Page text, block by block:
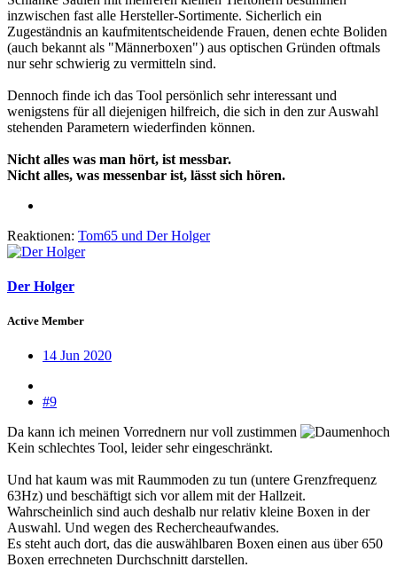
inzwischen fast alle Hersteller-Sortimente. Sicherlich ein
Zugeständnis an kaufmitentscheidende Frauen, denen echte Boliden
(auch bekannt als "Männerboxen") aus optischen Gründen oftmals
nur sehr schwierig zu vermitteln sind.
Dennoch finde ich das Tool persönlich sehr interessant und
wenigstens für all diejenigen hilfreich, die sich in den zur Auswahl
stehenden Parametern wiederfinden können.
Nicht alles was man hört, ist messbar.
Nicht alles, was messenbar ist, lässt sich hören.
Reaktionen: Tom65 und Der Holger
Der Holger
Active Member
14 Jun 2020
#9
Da kann ich meinen Vorrednern nur voll zustimmen
Kein schlechtes Tool, leider sehr eingeschränkt.
Und hat kaum was mit Raummoden zu tun (untere Grenzfrequenz
63Hz) und beschäftigt sich vor allem mit der Hallzeit.
Wahrscheinlich sind auch deshalb nur relativ kleine Boxen in der
Auswahl. Und wegen des Rechercheaufwandes.
Es steht auch dort, das die auswählbaren Boxen einen aus über 650
Boxen errechneten Durchschnitt darstellen.